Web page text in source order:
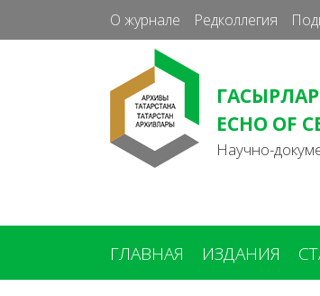
О журнале Редколлегия
ECHO OF
Научно-
ГЛАВНАЯ ИЗДАНИЯ